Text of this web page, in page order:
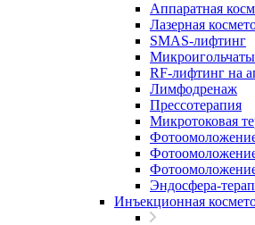
Аппаратная
Лазерная
SMAS-лифтинг
RF-лифтинг на
Лимфодренаж
Прессотерапия
Микротоковая
Эндосфера-
Инъекционная